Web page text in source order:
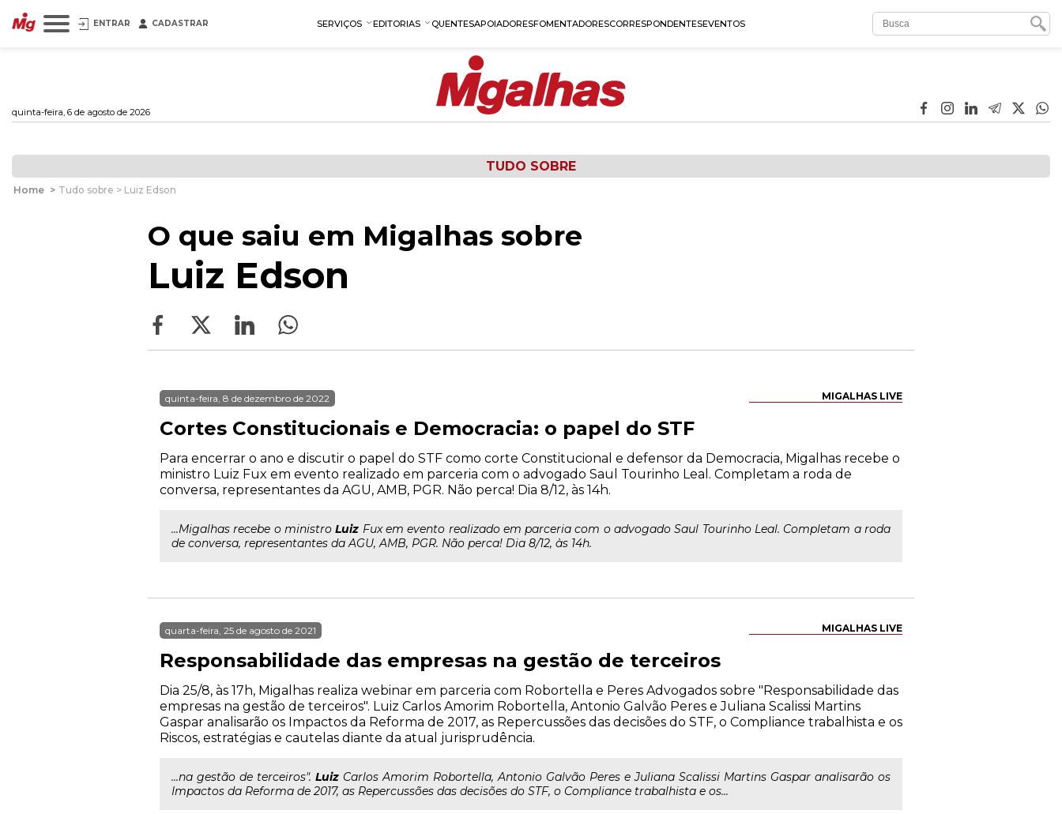
ENTRAR CADASTRAR SERVIÇOS EDITORIAS QUENTESAPOIADORESFOMENTADORESCORRESPONDENTESEVENTOS
quinta-feira, 6 de agosto de 2026
TUDO SOBRE
Home > Tudo sobre > Luiz Edson
O que saiu em Migalhas sobre
Luiz Edson
MIGALHAS LIVE
quinta-feira, 8 de dezembro de 2022
Cortes Constitucionais e Democracia: o papel do STF
Para encerrar o ano e discutir o papel do STF como corte Constitucional e defensor da Democracia, Migalhas recebe o
ministro Luiz Fux em evento realizado em parceria com o advogado Saul Tourinho Leal. Completam a roda de
conversa, representantes da AGU, AMB, PGR. Não perca! Dia 8/12, às 14h.
...Migalhas recebe o ministroLuiz Fux em evento realizado em parceria com o advogado Saul Tourinho Leal. Completam a roda
de conversa, representantes da AGU, AMB, PGR. Não perca! Dia 8/12, às 14h.
MIGALHAS LIVE
quarta-feira, 25 de agosto de 2021
Responsabilidade das empresas na gestão de terceiros
Dia 25/8, às 17h, Migalhas realiza webinar em parceria com Robortella e Peres Advogados sobre "Responsabilidade das
empresas na gestão de terceiros". Luiz Carlos Amorim Robortella, Antonio Galvão Peres e Juliana Scalissi Martins
Gaspar analisarão os Impactos da Reforma de 2017, as Repercussões das decisões do STF, o Compliance trabalhista e os
Riscos, estratégias e cautelas diante da atual jurisprudência.
...na gestão de terceiros". Luiz Carlos Amorim Robortella, Antonio Galvão Peres e Juliana Scalissi Martins Gaspar analisarão os
Impactos da Reforma de 2017, as Repercussões das decisões do STF, o Compliance trabalhista e os...